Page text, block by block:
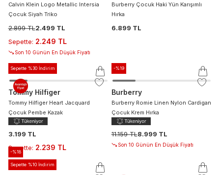
Calvin Klein Logo Metallic Intersia
Çocuk Siyah Triko
2.899 TL2.499 TL
Sepette: 2.249 TL
Son 10 Günün En Düşük Fiyatı
Burberry Çocuk Haki Yün Karışımlı
Hırka
6.899 TL
Sepette %30 İndirim
Tommy Hilfiger
Tommy Hilfiger Heart Jacquard
Çocuk Pembe Kazak
3.199 TL
Sepette: 2.239 TL
-%19
Burberry
Burberry Romie Linen Nylon Cardigan
Çocuk Krem Hırka
11.159 TL8.999 TL
Son 10 Günün En Düşük Fiyatı
-%18
Sepette %10 İndirim